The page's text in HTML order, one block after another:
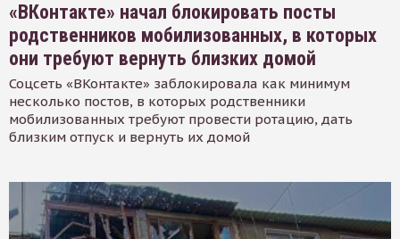
«ВКонтакте» начал блокировать посты
родственников мобилизованных, в которых
они требуют вернуть близких домой
Соцсеть «ВКонтакте» заблокировала как минимум
несколько постов, в которых родственники
мобилизованных требуют провести ротацию, дать
близким отпуск и вернуть их домой